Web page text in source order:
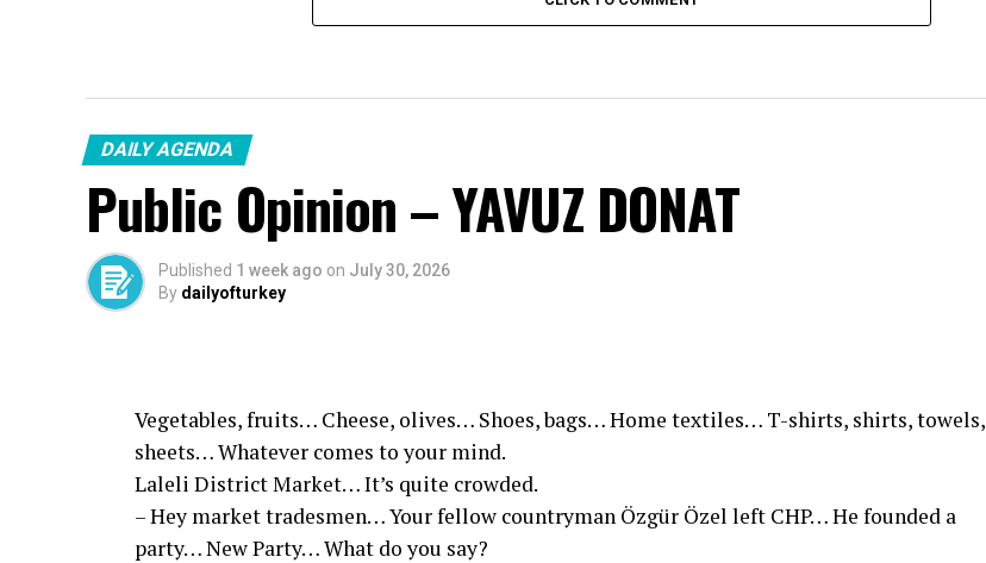
DAILY AGENDA
Public Opinion – YAVUZ DONAT
Published 1 week ago on July 30, 2026
By dailyofturkey
Vegetables, fruits… Cheese, olives… Shoes, bags… Home textiles… T-shirts, shirts, towels,
sheets… Whatever comes to your mind.
Laleli District Market… It’s quite crowded.
– Hey market tradesmen… Your fellow countryman Özgür Özel left CHP… He founded a
party… New Party… What do you say?